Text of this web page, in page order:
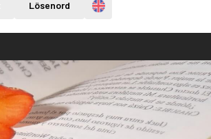
Lösenord Engelska